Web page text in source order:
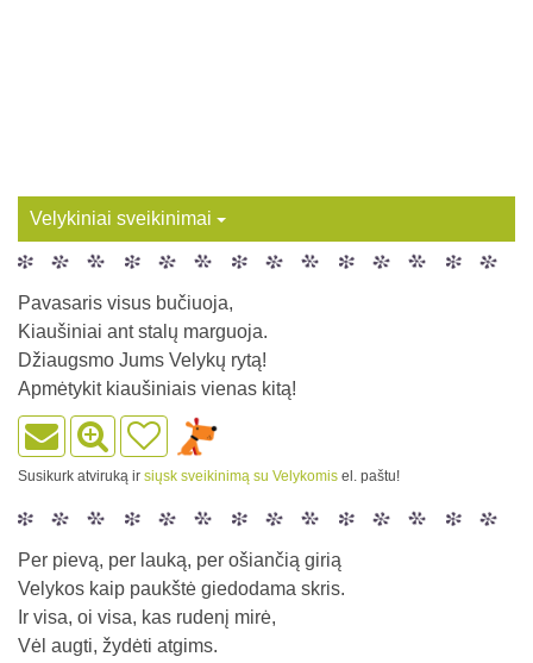
Velykiniai sveikinimai
Pavasaris visus bučiuoja,
Kiaušiniai ant stalų marguoja.
Džiaugsmo Jums Velykų rytą!
Apmėtykit kiaušiniais vienas kitą!
Susikurk atviruką ir siųsk sveikinimą su Velykomis el. paštu!
Per pievą, per lauką, per ošiančią girią
Velykos kaip paukštė giedodama skris.
Ir visa, oi visa, kas rudenį mirė,
Vėl augti, žydėti atgims.